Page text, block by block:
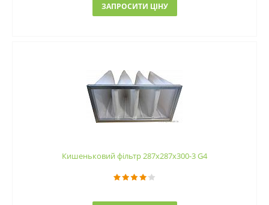
ЗАПРОСИТИ ЦІНУ
Кишеньковий фільтр 287х287х300-3 G4